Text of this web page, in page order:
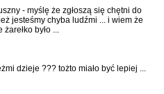
- myślę że zgłoszą się chętni do
jesteśmy chyba ludźmi ... i wiem że
było ...
dzieje ??? tożto miało być lepiej ...